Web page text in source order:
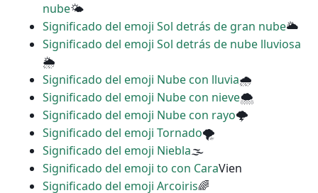
nube🌤
Significado del emoji Sol detrás de gran nube🌥
Significado del emoji Sol detrás de nube lluviosa
🌦
Significado del emoji Nube con lluvia🌧
Significado del emoji Nube con nieve🌨
Significado del emoji Nube con rayo🌩
Significado del emoji Tornado🌪
Significado del emoji Niebla🌫
Significado del emoji to con CaraVien
Significado del emoji Arcoiris🌈